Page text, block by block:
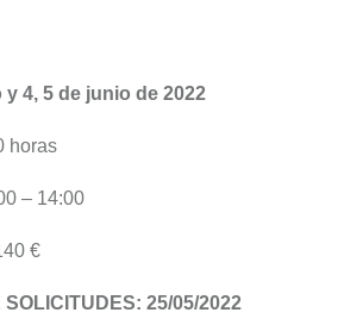
y 4, 5 de junio de 2022
horas
– 14:00
€
SOLICITUDES: 25/05/2022